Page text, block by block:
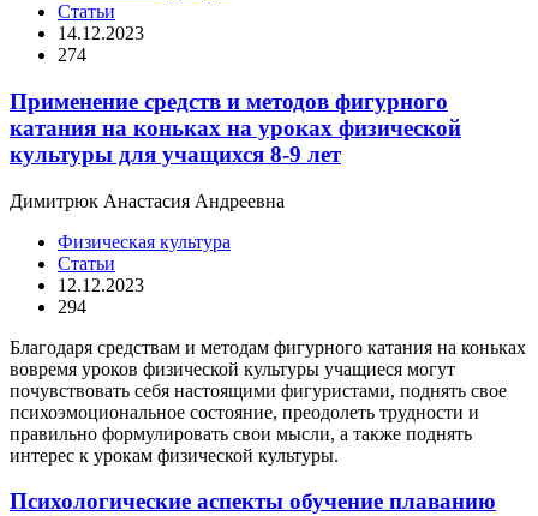
Статьи
14.12.2023
274
Применение средств и методов фигурного
катания на коньках на уроках физической
культуры для учащихся 8-9 лет
Димитрюк Анастасия Андреевна
Физическая культура
Статьи
12.12.2023
294
Благодаря средствам и методам фигурного катания на коньках
вовремя уроков физической культуры учащиеся могут
почувствовать себя настоящими фигуристами, поднять свое
психоэмоциональное состояние, преодолеть трудности и
правильно формулировать свои мысли, а также поднять
интерес к урокам физической культуры.
Психологические аспекты обучение плаванию